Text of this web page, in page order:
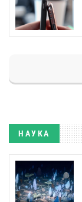
НАУКА